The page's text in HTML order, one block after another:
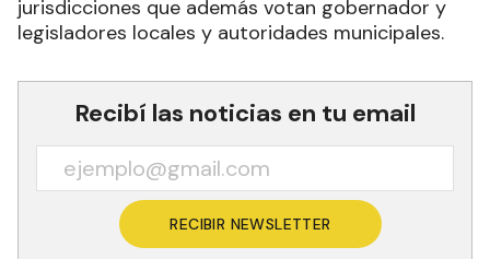
jurisdicciones que además votan gobernador y
legisladores locales y autoridades municipales.
Recibí las noticias en tu email
RECIBIR NEWSLETTER